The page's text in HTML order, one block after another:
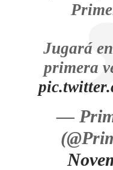
Jugará
primera
—